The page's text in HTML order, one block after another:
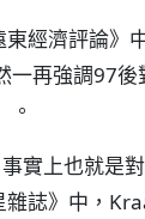
經濟評論
一再強調97
。
實上也就是
誌》中，